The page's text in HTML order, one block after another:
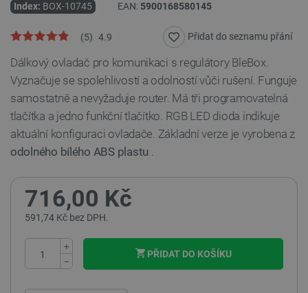
Index: BOX-10745 EAN: 5900168580145
4.9
(5) Přidat do seznamu přání
Dálkový ovladač pro komunikaci s regulátory BleBox.
Vyznačuje se spolehlivostí a odolností vůči rušení. Funguje
samostatně a nevyžaduje router. Má tři programovatelná
tlačítka a jedno funkční tlačítko. RGB LED dioda indikuje
aktuální konfiguraci ovladače. Základní verze je vyrobena z
odolného bílého ABS plastu .
716,00 Kč
591,74 Kč bez DPH.
+
−
PŘIDAT DO KOŠÍKU